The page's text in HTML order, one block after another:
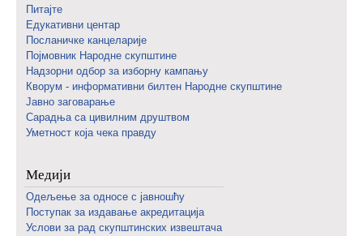
Питајте
Едукативни центар
Посланичке канцеларије
Појмовник Народне скупштине
Надзорни одбор за изборну кампању
Кворум - информативни билтен Народне скупштине
Јавно заговарање
Сарадња са цивилним друштвом
Уметност која чека правду
Медији
Одељење за односе с јавношћу
Поступак за издавање акредитација
Услови за рад скупштинских извештача